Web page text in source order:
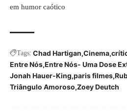
em humor caótico
Tags: Chad Hartigan Cinema
Entre Nós Entre Nós- Uma Dose
Jonah Hauer-King paris filmes
Triângulo Amoroso Zoey Deutch